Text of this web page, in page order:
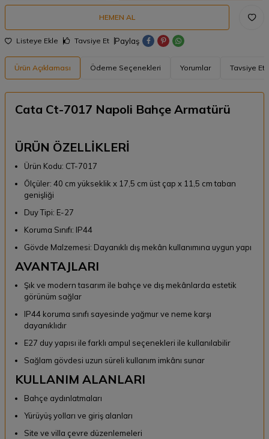
HEMEN AL
Listeye Ekle Tavsiye Et Paylaş
Ürün Açıklaması Ödeme Seçenekleri Yorumlar Tavsiye Et
Cata Ct-7017 Napoli Bahçe Armatürü
ÜRÜN ÖZELLİKLERİ
Ürün Kodu: CT-7017
Ölçüler: 40 cm yükseklik x 17,5 cm üst çap x 11,5 cm taban
genişliği
Duy Tipi: E-27
Koruma Sınıfı: IP44
Gövde Malzemesi: Dayanıklı dış mekân kullanımına uygun yapı
AVANTAJLARI
Şık ve modern tasarım ile bahçe ve dış mekânlarda estetik
görünüm sağlar
IP44 koruma sınıfı sayesinde yağmur ve neme karşı
dayanıklıdır
E27 duy yapısı ile farklı ampul seçenekleri ile kullanılabilir
Sağlam gövdesi uzun süreli kullanım imkânı sunar
KULLANIM ALANLARI
Bahçe aydınlatmaları
Yürüyüş yolları ve giriş alanları
Site ve villa çevre düzenlemeleri